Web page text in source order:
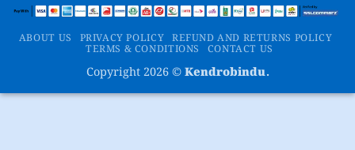
ABOUT US PRIVACY POLICY REFUND AND RETURNS POLICY
TERMS & CONDITIONS CONTACT US
Copyright 2026 ©Kendrobindu.